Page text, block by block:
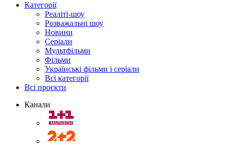
Категорії
Реаліті-шоу
Розважальні шоу
Новини
Серіали
Мультфільми
Фільми
Українські фільми і серіали
Всі категорії
Всі проєкти
Канали